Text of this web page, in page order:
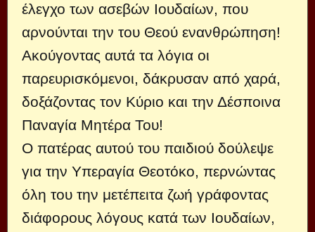
έλεγχο των ασεβών Ιουδαίων, που
αρνούνται την του Θεού ενανθρώπηση!
Ακούγοντας αυτά τα λόγια οι
παρευρισκόμενοι, δάκρυσαν από χαρά,
δοξάζοντας τον Κύριο και την Δέσποινα
Παναγία Μητέρα Του!
Ο πατέρας αυτού του παιδιού δούλεψε
για την Υπεραγία Θεοτόκο, περνώντας
όλη του την μετέπειτα ζωή γράφοντας
διάφορους λόγους κατά των Ιουδαίων,